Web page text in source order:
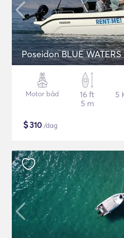
Poseidon BLUE WATERS
Motor båd
16 ft
5 m
5
$310 /dag